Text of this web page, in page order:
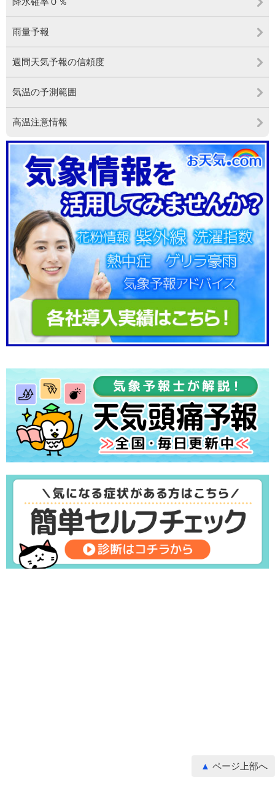
雨量予報
週間天気予報の信頼度
気温の予測範囲
高温注意情報
ページ上部へ